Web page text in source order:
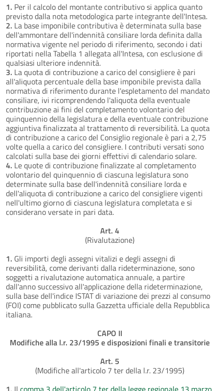
1. Per il calcolo del montante contributivo si applica quanto
previsto dalla nota metodologica parte integrante dell'Intesa.
2. La base imponibile contributiva è determinata sulla base
dell'ammontare dell'indennità consiliare lorda definita dalla
normativa vigente nel periodo di riferimento, secondo i dati
riportati nella Tabella 1 allegata all'Intesa, con esclusione di
qualsiasi ulteriore indennità.
3. La quota di contribuzione a carico del consigliere è pari
all'aliquota percentuale della base imponibile prevista dalla
normativa di riferimento durante l'espletamento del mandato
consiliare, ivi ricomprendendo l'aliquota della eventuale
contribuzione ai fini del completamento volontario del
quinquennio della legislatura e della eventuale contribuzione
aggiuntiva finalizzata al trattamento di reversibilità. La quota
di contribuzione a carico del Consiglio regionale è pari a 2,75
volte quella a carico del consigliere. I contributi versati sono
calcolati sulla base dei giorni effettivi di calendario solare.
4. Le quote di contribuzione finalizzate al completamento
volontario del quinquennio di ciascuna legislatura sono
determinate sulla base dell'indennità consiliare lorda e
dell'aliquota di contribuzione a carico del consigliere vigenti
nell'ultimo giorno di ciascuna legislatura completata e si
considerano versate in pari data.
Art. 4
(Rivalutazione)
1. Gli importi degli assegni vitalizi e degli assegni di
reversibilità, come derivanti dalla rideterminazione, sono
soggetti a rivalutazione automatica annuale, a partire
dall'anno successivo all'applicazione della rideterminazione,
sulla base dell'indice ISTAT di variazione dei prezzi al consumo
(FOI) come pubblicato sulla Gazzetta ufficiale della Repubblica
italiana.
CAPO II
Modifiche alla l.r. 23/1995 e disposizioni finali e transitorie
Art. 5
(Modifiche all'articolo 7 ter della l.r. 23/1995)